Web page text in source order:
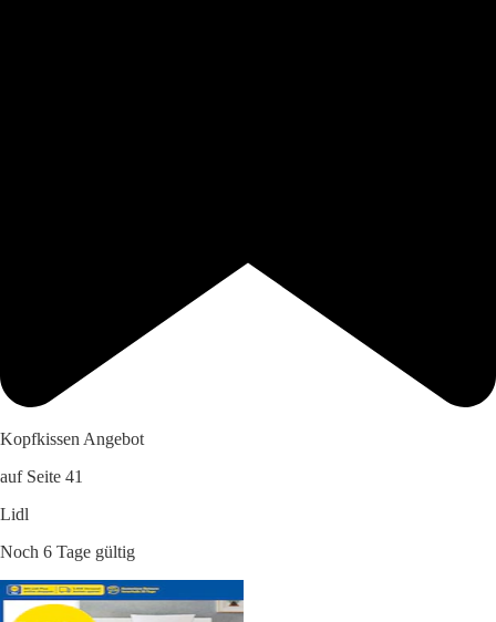
Kopfkissen Angebot
auf Seite 41
Lidl
Noch 6 Tage gültig